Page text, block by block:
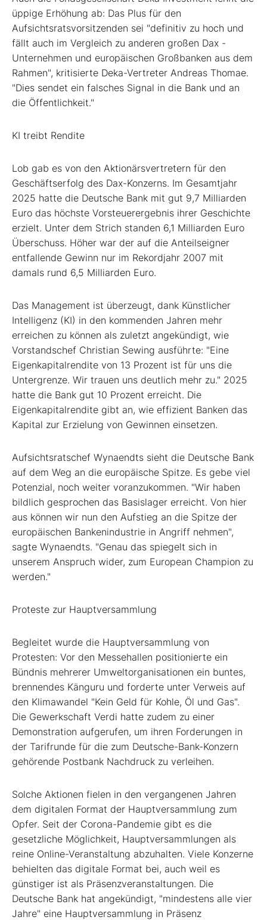
üppige Erhöhung ab: Das Plus für den
Aufsichtsratsvorsitzenden sei "definitiv zu hoch und
fällt auch im Vergleich zu anderen großen Dax -
Unternehmen und europäischen Großbanken aus dem
Rahmen", kritisierte Deka-Vertreter Andreas Thomae.
"Dies sendet ein falsches Signal in die Bank und an
die Öffentlichkeit."
KI treibt Rendite
Lob gab es von den Aktionärsvertretern für den
Geschäftserfolg des Dax-Konzerns. Im Gesamtjahr
2025 hatte die Deutsche Bank mit gut 9,7 Milliarden
Euro das höchste Vorsteuerergebnis ihrer Geschichte
erzielt. Unter dem Strich standen 6,1 Milliarden Euro
Überschuss. Höher war der auf die Anteilseigner
entfallende Gewinn nur im Rekordjahr 2007 mit
damals rund 6,5 Milliarden Euro.
Das Management ist überzeugt, dank Künstlicher
Intelligenz (KI) in den kommenden Jahren mehr
erreichen zu können als zuletzt angekündigt, wie
Vorstandschef Christian Sewing ausführte: "Eine
Eigenkapitalrendite von 13 Prozent ist für uns die
Untergrenze. Wir trauen uns deutlich mehr zu." 2025
hatte die Bank gut 10 Prozent erreicht. Die
Eigenkapitalrendite gibt an, wie effizient Banken das
Kapital zur Erzielung von Gewinnen einsetzen.
Aufsichtsratschef Wynaendts sieht die Deutsche Bank
auf dem Weg an die europäische Spitze. Es gebe viel
Potenzial, noch weiter voranzukommen. "Wir haben
bildlich gesprochen das Basislager erreicht. Von hier
aus können wir nun den Aufstieg an die Spitze der
europäischen Bankenindustrie in Angriff nehmen",
sagte Wynaendts. "Genau das spiegelt sich in
unserem Anspruch wider, zum European Champion zu
werden."
Proteste zur Hauptversammlung
Begleitet wurde die Hauptversammlung von
Protesten: Vor den Messehallen positionierte ein
Bündnis mehrerer Umweltorganisationen ein buntes,
brennendes Känguru und forderte unter Verweis auf
den Klimawandel "Kein Geld für Kohle, Öl und Gas".
Die Gewerkschaft Verdi hatte zudem zu einer
Demonstration aufgerufen, um ihren Forderungen in
der Tarifrunde für die zum Deutsche-Bank-Konzern
gehörende Postbank Nachdruck zu verleihen.
Solche Aktionen fielen in den vergangenen Jahren
dem digitalen Format der Hauptversammlung zum
Opfer. Seit der Corona-Pandemie gibt es die
gesetzliche Möglichkeit, Hauptversammlungen als
reine Online-Veranstaltung abzuhalten. Viele Konzerne
behielten das digitale Format bei, auch weil es
günstiger ist als Präsenzveranstaltungen. Die
Deutsche Bank hat angekündigt, "mindestens alle vier
Jahre" eine Hauptversammlung in Präsenz